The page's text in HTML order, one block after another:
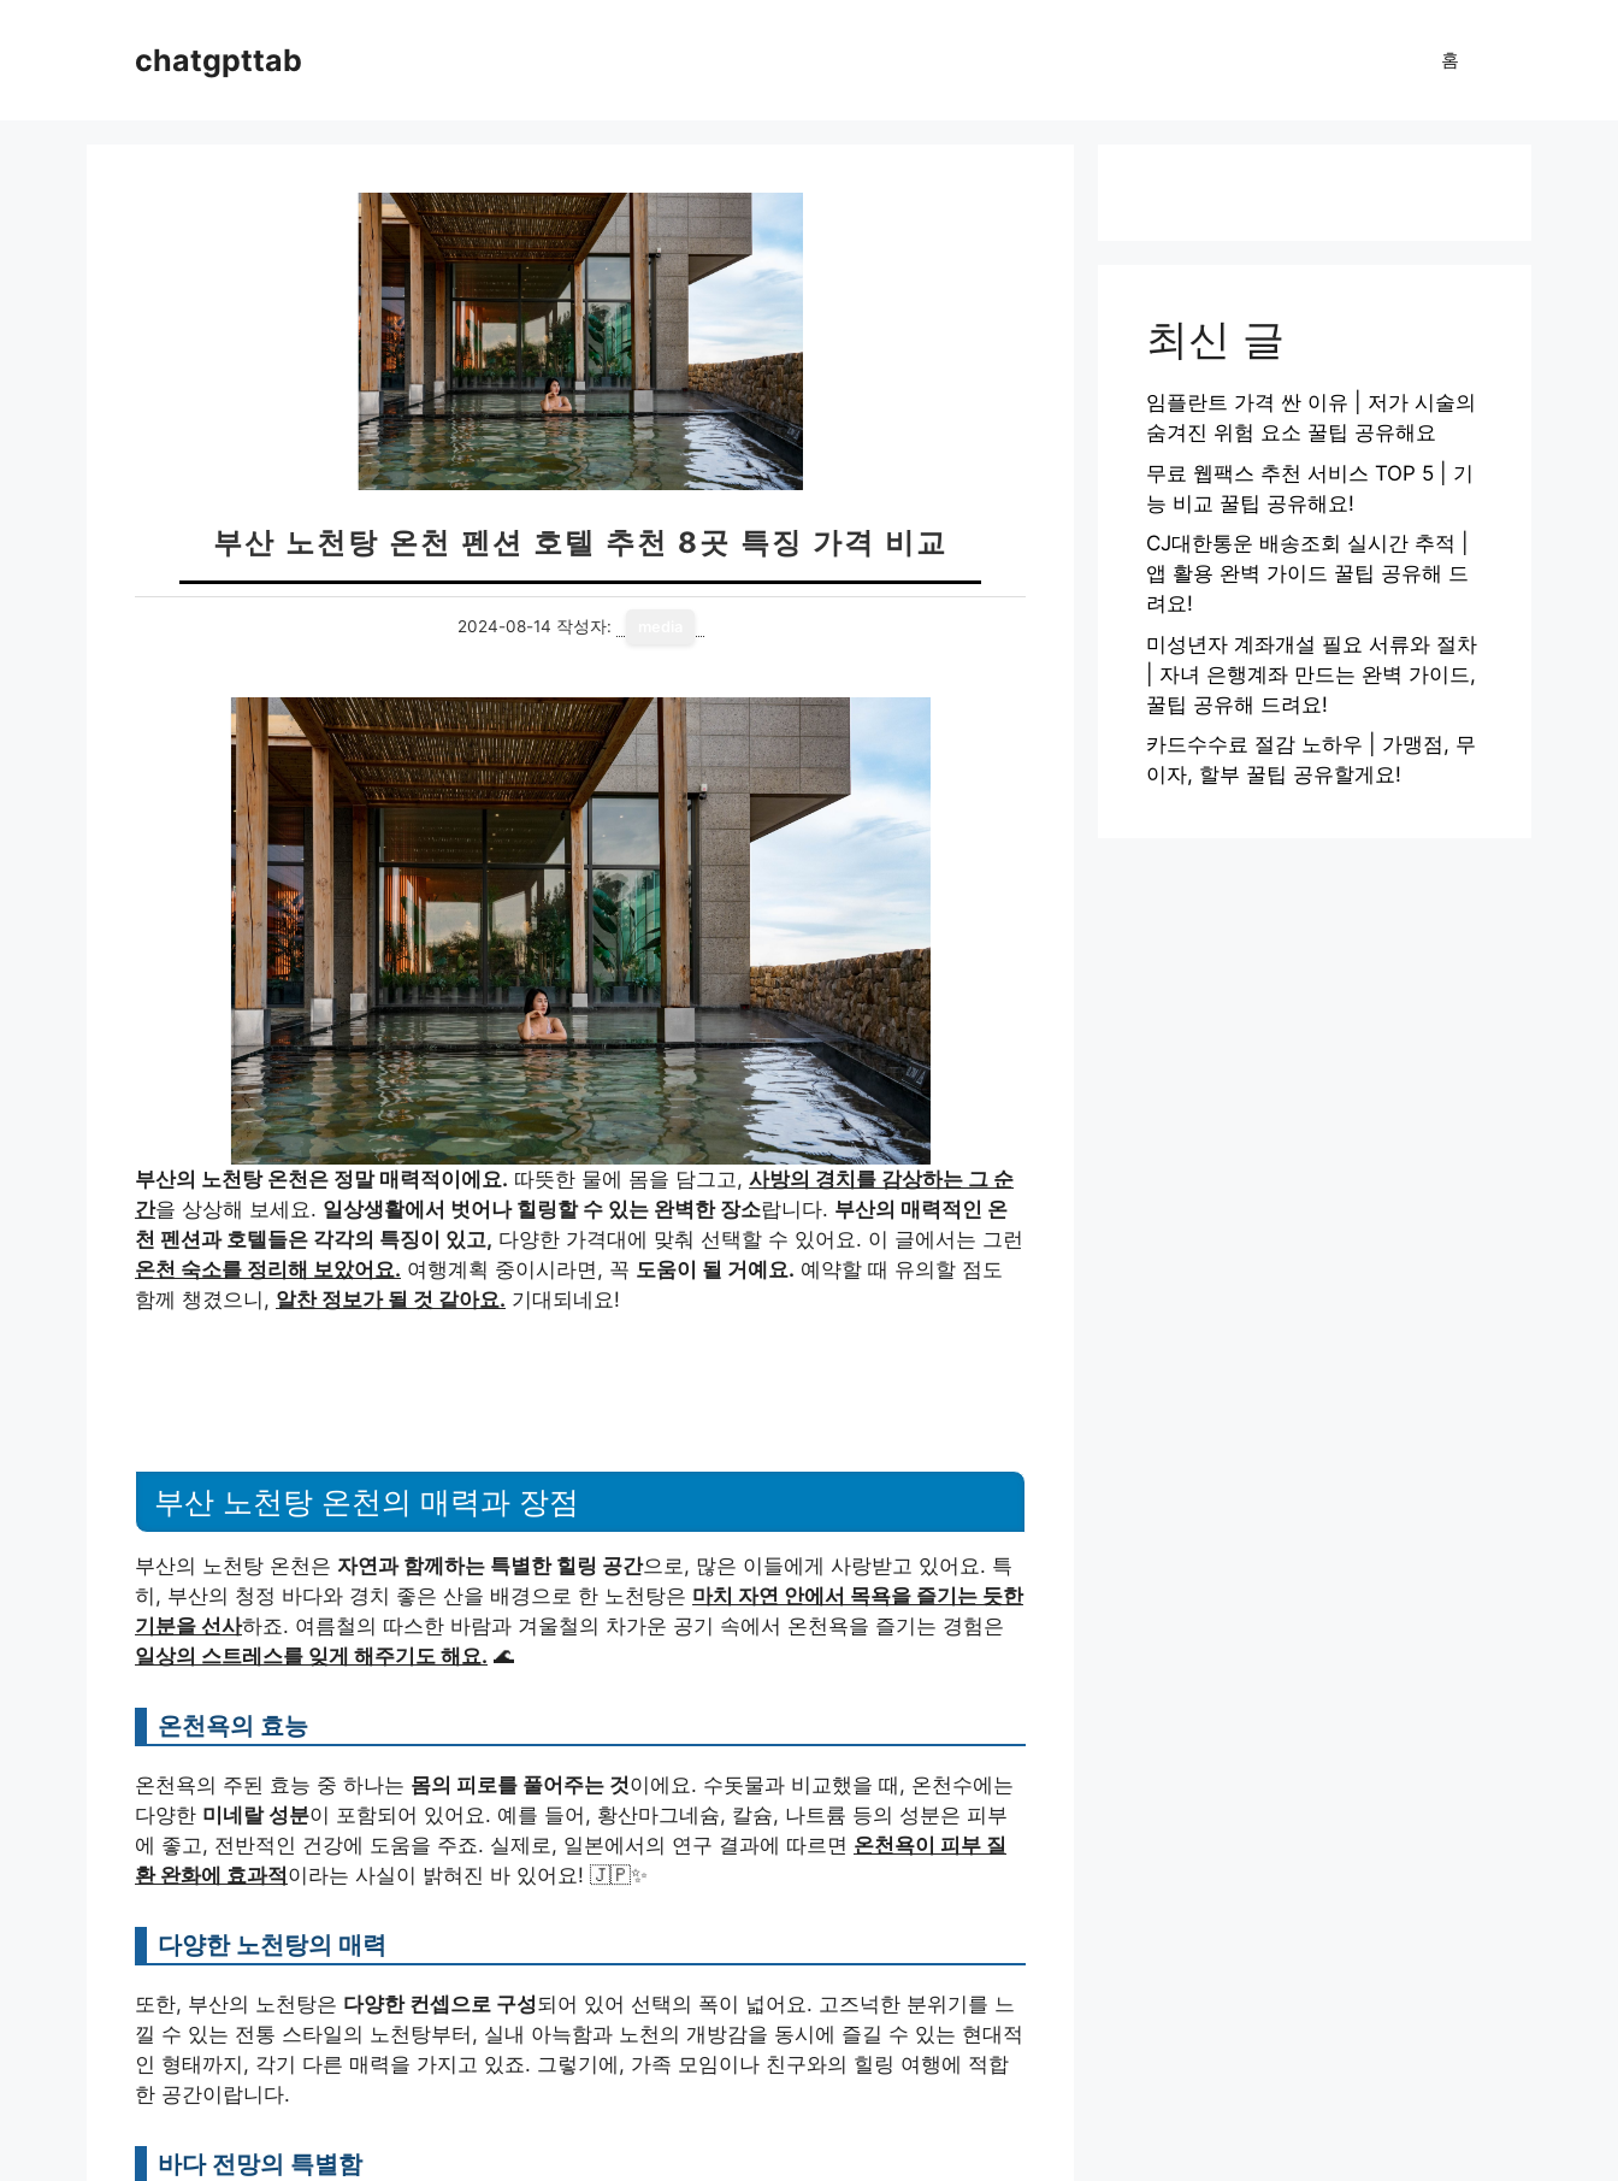
chatgpttab 홈
부산 노천탕 온천 펜션 호텔 추천 8곳 특징 가격 비교
2024-08-14 작성자:
부산의 노천탕 온천은 정말 매력적이에요. 따뜻한 물에 몸을 담그고, 사방의 경치를 감상하는 그 순
간을 상상해 보세요. 일상생활에서 벗어나 힐링할 수 있는 완벽한 장소랍니다. 부산의 매력적인 온
천 펜션과 호텔들은 각각의 특징이 있고, 다양한 가격대에 맞춰 선택할 수 있어요. 이 글에서는 그런
온천 숙소를 정리해 보았어요. 여행계획 중이시라면, 꼭 도움이 될 거예요. 예약할 때 유의할 점도
함께 챙겼으니, 알찬 정보가 될 것 같아요. 기대되네요!
부산 노천탕 온천의 매력과 장점
부산의 노천탕 온천은 자연과 함께하는 특별한 힐링 공간으로, 많은 이들에게 사랑받고 있어요. 특
히, 부산의 청정 바다와 경치 좋은 산을 배경으로 한 노천탕은 마치 자연 안에서 목욕을 즐기는 듯한
기분을 선사하죠. 여름철의 따스한 바람과 겨울철의 차가운 공기 속에서 온천욕을 즐기는 경험은
일상의 스트레스를 잊게 해주기도 해요. 🌊
온천욕의 효능
온천욕의 주된 효능 중 하나는 몸의 피로를 풀어주는 것이에요. 수돗물과 비교했을 때, 온천수에는
다양한 미네랄 성분이 포함되어 있어요. 예를 들어, 황산마그네슘, 칼슘, 나트륨 등의 성분은 피부
에 좋고, 전반적인 건강에 도움을 주죠. 실제로, 일본에서의 연구 결과에 따르면 온천욕이 피부 질
환 완화에 효과적 이라는 사실이 밝혀진 바 있어요! 🇯🇵✨
다양한 노천탕의 매력
또한, 부산의 노천탕은 다양한 컨셉으로 구성되어 있어 선택의 폭이 넓어요. 고즈넉한 분위기를 느
낄 수 있는 전통 스타일의 노천탕부터, 실내 아늑함과 노천의 개방감을 동시에 즐길 수 있는 현대적
인 형태까지, 각기 다른 매력을 가지고 있죠. 그렇기에, 가족 모임이나 친구와의 힐링 여행에 적합
한 공간이랍니다.
바다 전망의 특별함
최신 글
임플란트 가격 싼 이유 | 저가 시술의
숨겨진 위험 요소 꿀팁 공유해요
무료 웹팩스 추천 서비스 TOP 5 | 기
능 비교 꿀팁 공유해요!
CJ대한통운 배송조회 실시간 추적 |
앱 활용 완벽 가이드 꿀팁 공유해 드
려요!
미성년자 계좌개설 필요 서류와 절차
| 자녀 은행계좌 만드는 완벽 가이드,
꿀팁 공유해 드려요!
카드수수료 절감 노하우 | 가맹점, 무
이자, 할부 꿀팁 공유할게요!